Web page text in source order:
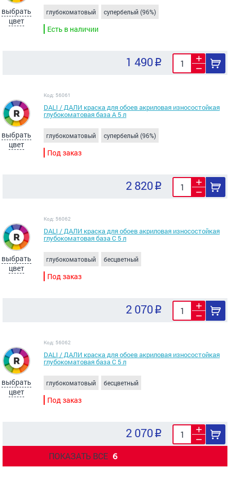
выбрать
цвет
глубокоматовый супербелый (96%)
Есть в наличии
1 490
выбрать
цвет
Код: 56061
DALI / ДАЛИ краска для обоев акриловая износостойкая
глубокоматовая база А 5 л
глубокоматовый супербелый (96%)
Под заказ
2 820
выбрать
цвет
Код: 56062
DALI / ДАЛИ краска для обоев акриловая износостойкая
глубокоматовая база C 5 л
глубокоматовый бесцветный
Под заказ
2 070
выбрать
цвет
Код: 56062
DALI / ДАЛИ краска для обоев акриловая износостойкая
глубокоматовая база C 5 л
глубокоматовый бесцветный
Под заказ
2 070
ПОКАЗАТЬ ВСЕ 6